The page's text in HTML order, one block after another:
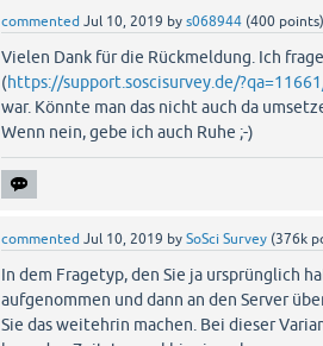
commented Jul 10, 2019 bys068944 (400 points)
Vielen Dank für die Rückmeldung. Ich
(https://support.soscisurvey.de/
war. Könnte man das nicht auch da
Wenn nein, gebe ich auch Ruhe ;-)
commented Jul 10, 2019 bySoSci Survey (376k
In dem Fragetyp, den Sie ja ursprünglich
aufgenommen und dann an den Server
Sie das weitehrin machen. Bei dieser